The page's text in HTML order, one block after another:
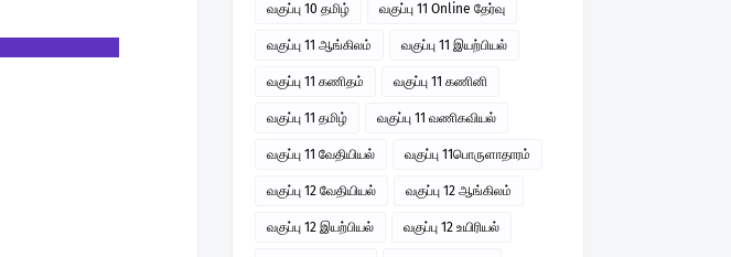
வகுப்பு 10 தமிழ் வகுப்பு 11 Online தேர்வு
வகுப்பு 11 ஆங்கிலம் வகுப்பு 11 இயற்பியல்
வகுப்பு 11 கணிதம் வகுப்பு 11 கணினி
வகுப்பு 11 தமிழ் வகுப்பு 11 வணிகவியல்
வகுப்பு 11 வேதியியல் வகுப்பு 11பொருளாதாரம்
வகுப்பு 12 வேதியியல் வகுப்பு 12 ஆங்கிலம்
வகுப்பு 12 இயற்பியல் வகுப்பு 12 உயிரியல்